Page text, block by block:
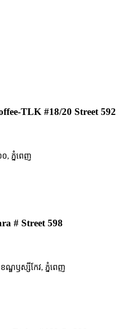
TLK #18/20 Street 592
០, ភ្នំពេញ
# Street 598
ណ្ឌឫស្សីកែវ, ភ្នំពេញ